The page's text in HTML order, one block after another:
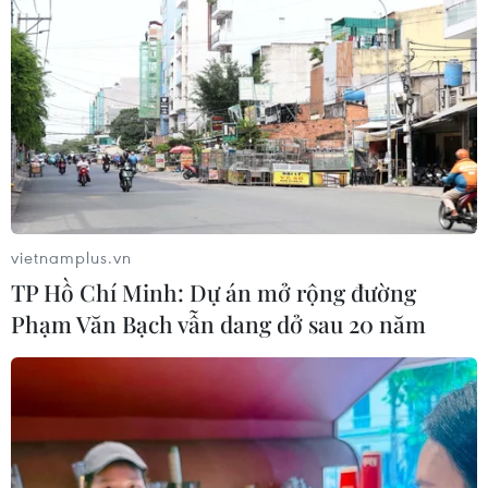
Italy nâng báo động đỏ trên toàn bộ
27 thành phố do nắng nóng kỷ lục
05/08/2026 06:31
Động đất mạnh làm rung chuyển
miền Nam Philippines
05/08/2026 05:29
Thời tiết miền Bắc sẽ ảnh
Áp thấp nhiệt đới mạnh lên thành
vietnamplus.vn
TP Hồ Chí Minh: Dự án mở rộng đường
Phạm Văn Bạch vẫn dang dở sau 20 năm